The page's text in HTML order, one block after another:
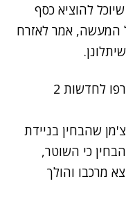
להוציא כסף
המעשה, אמר לאזרח
רוצים לקבל עדכונים נוספים? הצטרפו לחדשות 2
שהבחין בניידת
כי השוטר,
מרכבו והולך